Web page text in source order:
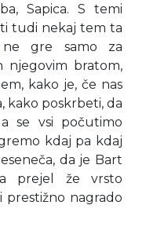
Sapica. S temi
tudi nekaj tem ta
ne gre samo za
njegovim bratom,
kako je, če nas
kako poskrbeti, da
se vsi počutimo
kdaj pa kdaj
da je Bart
prejel že vrsto
nagrado